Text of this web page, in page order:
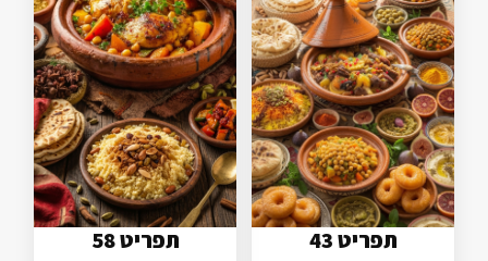
תפריט 43 תפריט 58